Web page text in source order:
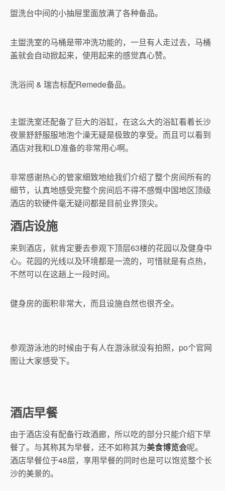
盥洗台中间的小抽屉里面放满了各种备品。
主盥洗室的马桶是带冲洗功能的，一旦有人走过去，马桶
盖就会自动掀起来，使用起来的感觉真心赞。
洗浴间 & 瑞吉标配Remede备品。
主盥洗室还配备了巨大的浴缸，在这么大的浴缸看着长沙
夜景舒舒服服地泡个澡无疑是极致的享受。而且可以看到
酒店对我和LD准备的非常用心啊。
非常感谢热心的管家细致地给我们介绍了整个房间所有的
细节，认真地感受完整个房间后不得不感慨中国地区顶级
酒店的软硬件毫无疑问都是目前业界顶尖。
酒店设施
来到酒店，就肯定要去参观下顶层63楼的花园以及健身中
心。花园的光线以及环境都是一流的，可惜就是有点热，
不然可以在这趟上一段时间。
健身房的面积非常大，而且设施自然也很齐全。
参观游泳池的时候由于有人在游泳就没有拍照，po个官网
图让大家感受下。
酒店早餐
由于酒店没有配备行政酒廊，所以吃的部分只能介绍下早
餐了。与其称其为早餐，还不如称其为美食博览会呢。
酒店早餐位于48层，享用早餐的同时也是可以饱览整个长
沙的美景的。